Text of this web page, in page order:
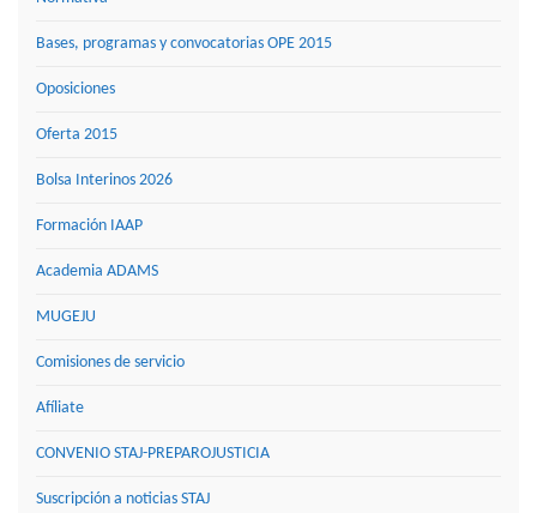
Bases, programas y convocatorias OPE 2015
Oposiciones
Oferta 2015
Bolsa Interinos 2026
Formación IAAP
Academia ADAMS
MUGEJU
Comisiones de servicio
Afíliate
CONVENIO STAJ-PREPAROJUSTICIA
Suscripción a noticias STAJ